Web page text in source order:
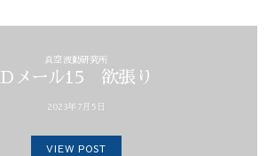
真空波動研究所
Dメール15 欲張り
2023年7月5日
VIEW POST